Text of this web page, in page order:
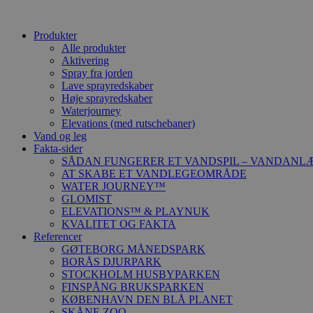
Produkter
Alle produkter
Aktivering
Spray fra jorden
Lave sprayredskaber
Høje sprayredskaber
Waterjourney
Elevations (med rutschebaner)
Vand og leg
Fakta-sider
SÅDAN FUNGERER ET VANDSPIL –
AT SKABE ET VANDLEGEOMRÅDE
WATER JOURNEY™
GLOMIST
ELEVATIONS™ & PLAYNUK
KVALITET OG FAKTA
Referencer
GØTEBORG MÅNEDSPARK
BORÅS DJURPARK
STOCKHOLM HUSBYPARKEN
FINSPÅNG BRUKSPARKEN
KØBENHAVN DEN BLÅ PLANET